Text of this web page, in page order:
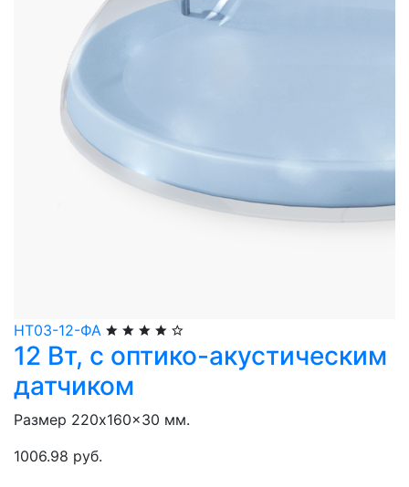
НТ03-12-ФА
12 Вт, с оптико-акустическим
датчиком
Размер 220x160x30 мм.
1006.98 руб.